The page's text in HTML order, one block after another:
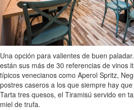
Una opción para valientes de buen
están sus más de 30 referencias de vinos
típicos venecianos como Aperol Spritz,
postres caseros a los que siempre hay
Tarta tres quesos, el Tiramisú servido en
miel de trufa.